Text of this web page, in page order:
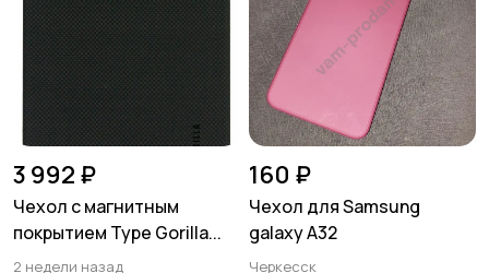
3 992 ₽
Чехол с магнитным
покрытием Type Gorilla...
2 недели назад
160 ₽
Чехол для Samsung
galaxy A32
Черкесск